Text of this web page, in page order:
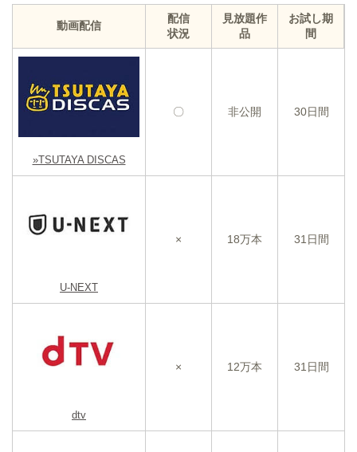
動画配信
配信
状況
見放題作
品
お試し期
間
»TSUTAYA DISCAS
〇 非公開 30日間
U-NEXT
× 18万本 31日間
dtv
× 12万本 31日間